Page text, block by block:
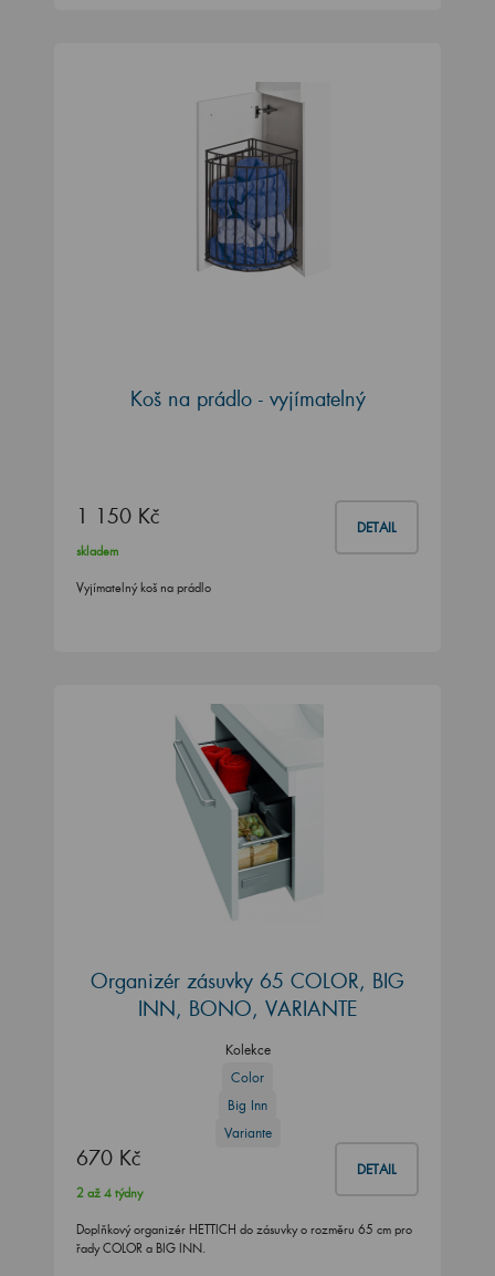
Koš na prádlo - vyjímatelný
1 150 Kč DETAIL
skladem
Vyjímatelný koš na prádlo
Organizér zásuvky 65 COLOR, BIG
INN, BONO, VARIANTE
Kolekce
Color
Big Inn
Variante
670 Kč DETAIL
2 až 4 týdny
Doplňkový organizér HETTICH do zásuvky o rozměru 65 cm pro
řady COLOR a BIG INN.